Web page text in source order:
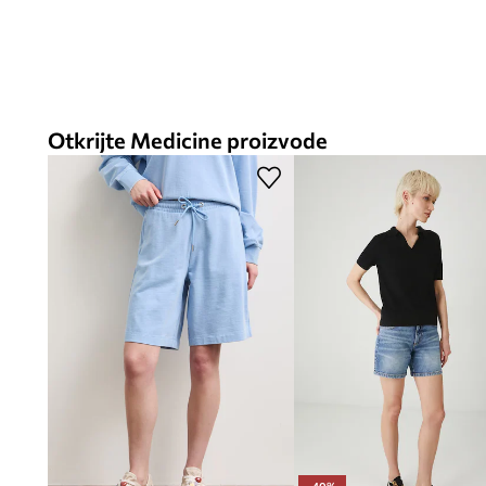
Otkrijte Medicine proizvode